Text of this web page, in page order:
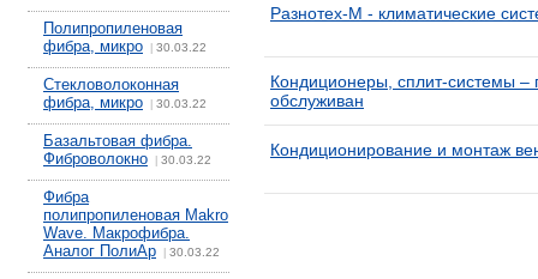
Полипропиленовая
фибра, микро
30.03.22
Стекловолоконная
фибра, микро
30.03.22
Базальтовая фибра.
Фиброволокно
30.03.22
Фибра
полипропиленовая Makro
Wave. Макрофибра.
Аналог ПолиАр
30.03.22
Разнотех-М - климатические
Кондиционеры, сплит-системы –
обслуживан
Кондиционирование и монтаж